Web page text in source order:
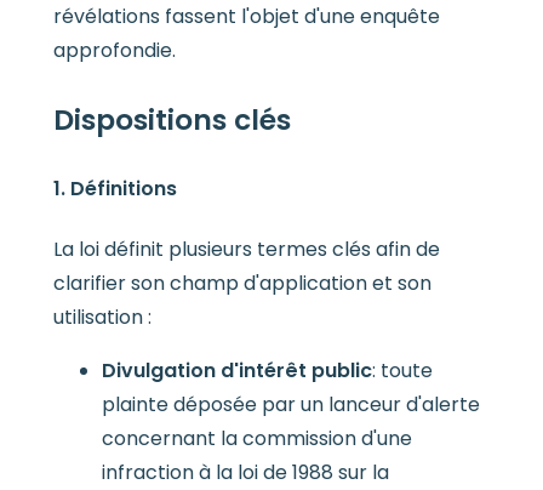
révélations fassent l'objet d'une enquête
approfondie.
Dispositions clés
1. Définitions
La loi définit plusieurs termes clés afin de
clarifier son champ d'application et son
utilisation :
Divulgation d'intérêt public: toute
plainte déposée par un lanceur d'alerte
concernant la commission d'une
infraction à la loi de 1988 sur la